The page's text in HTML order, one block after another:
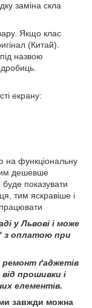
заміна скла
Якщо клас
(Китай).
назвою
екрану:
на функціональну
дешевше
показувати
тим яскравіше і
у Львові і може
з оплатою при
ремонт ґаджетів
прошивки і
елементів.
завжди можна